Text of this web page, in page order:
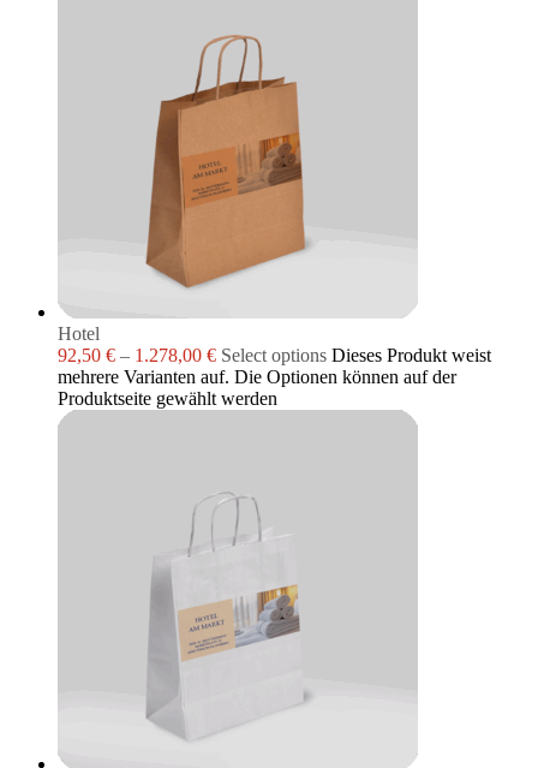
Hotel
92,50 € – 1.278,00 € Select options Dieses Produkt weist
mehrere Varianten auf. Die Optionen können auf der
Produktseite gewählt werden